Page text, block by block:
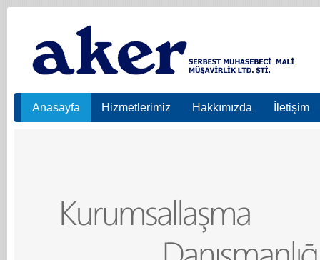
Anasayfa Hizmetlerimiz Hakkımızda İletişim